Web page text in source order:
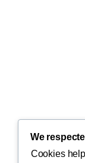
We
Cookies